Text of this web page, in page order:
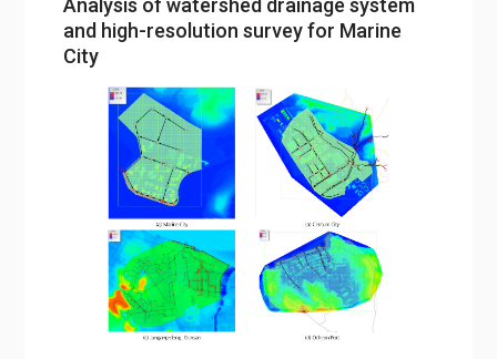
Analysis of watershed drainage system
and high-resolution survey for Marine
City